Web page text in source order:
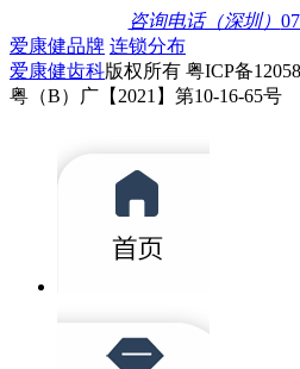
咨询电话（深圳）
爱康健品牌 连锁分布
爱康健齿科版权所有 粤ICP备
粤（B）广【2021】第10-16-65号